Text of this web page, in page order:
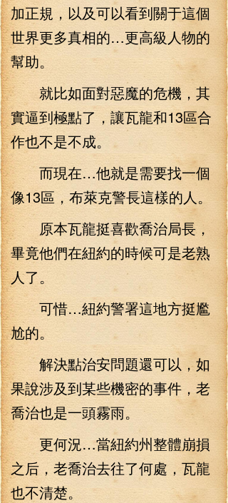
加正規，以及可以看到關于這個
世界更多真相的…更高級人物的
幫助。
就比如面對惡魔的危機，其
實逼到極點了，讓瓦龍和13區合
作也不是不成。
而現在…他就是需要找一個
像13區，布萊克警長這樣的人。
原本瓦龍挺喜歡喬治局長，
畢竟他們在紐約的時候可是老熟
人了。
可惜…紐約警署這地方挺尷
尬的。
解決點治安問題還可以，如
果說涉及到某些機密的事件，老
喬治也是一頭霧雨。
更何況…當紐約州整體崩損
之后，老喬治去往了何處，瓦龍
也不清楚。